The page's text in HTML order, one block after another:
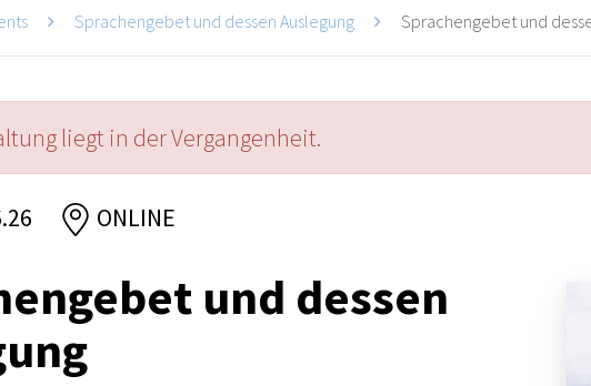
Sprachengebet und dessen Auslegung Sprachengebet und
liegt in der Vergangenheit.
ONLINE
und dessen